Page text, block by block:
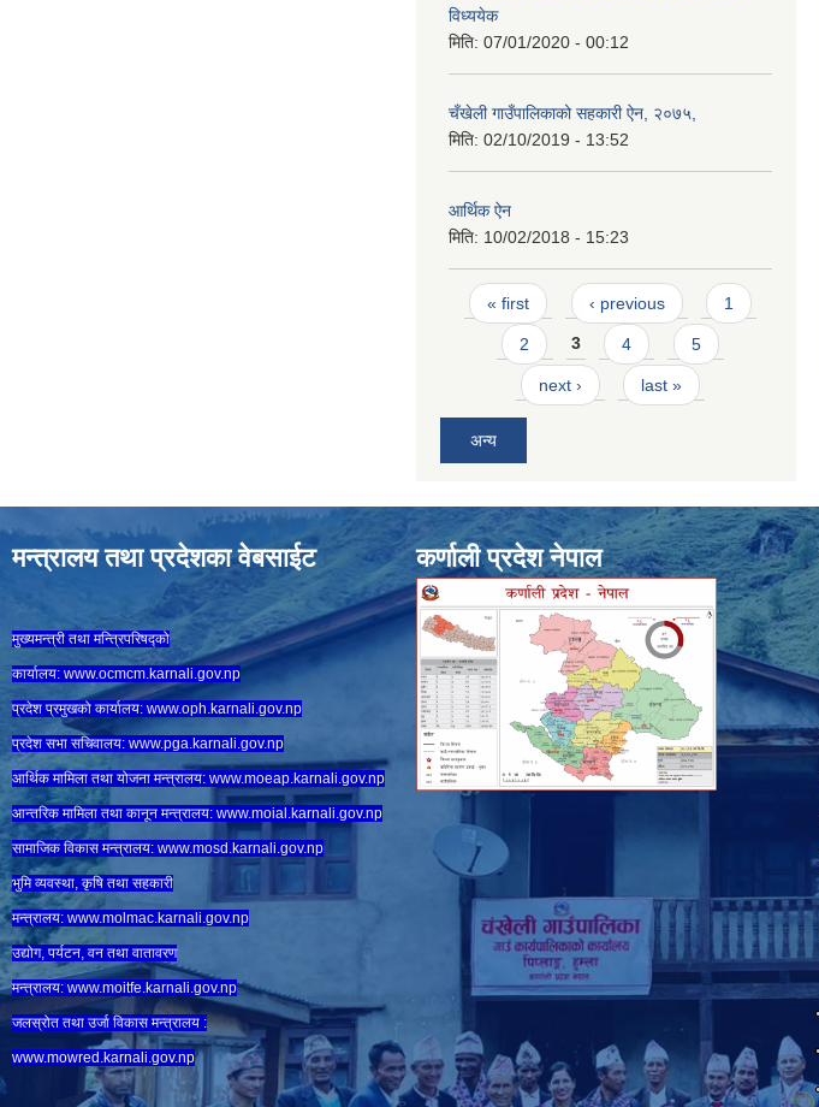
विध्ययेक
मिति: 07/01/2020 - 00:12
चँखेली गाउँपालिकाको सहकारी ऐन, २०७५,
मिति: 02/10/2019 - 13:52
आर्थिक ऐन
मिति: 10/02/2018 - 15:23
Pages
« first ‹ previous 1
2 3 4 5
next › last »
अन्य
मन्त्रालय तथा प्रदेशका वेबसाईट
मुख्यमन्त्री तथा मन्त्रिपरिषद्को
कार्यालय: www.ocmcm.karnali.gov.np
प्रदेश प्रमुखको कार्यालय: www.oph.karnali.gov.np
प्रदेश सभा सचिवालय: www.pga.karnali.gov.np
आर्थिक मामिला तथा योजना मन्त्रालय: www.moeap.karnali.gov.np
आन्तरिक मामिला तथा कानून मन्त्रालय: www.moial.karnali.gov.np
सामाजिक विकास मन्त्रालय: www.mosd.karnali.gov.np
भुमि व्यवस्था, कृषि तथा सहकारी
मन्त्रालय: www.molmac.karnali.gov.np
उद्योग, पर्यटन, वन तथा वातावरण
मन्त्रालय: www.moitfe.karnali.gov.np
जलस्रोत तथा उर्जा विकास मन्त्रालय :
www.mowred.karnali.gov.np
कर्णाली प्रदेश नेपाल